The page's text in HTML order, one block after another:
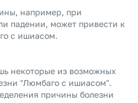
например, при
падении, может привести к
с ишиасом.
некоторые из возможных
"Люмбаго с ишиасом".
причины болезни